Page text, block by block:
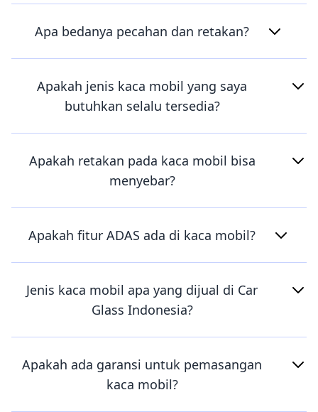
Apa bedanya pecahan dan retakan?
Apakah jenis kaca mobil yang saya
butuhkan selalu tersedia?
Apakah retakan pada kaca mobil bisa
menyebar?
Apakah fitur ADAS ada di kaca mobil?
Jenis kaca mobil apa yang dijual di Car
Glass Indonesia?
Apakah ada garansi untuk pemasangan
kaca mobil?